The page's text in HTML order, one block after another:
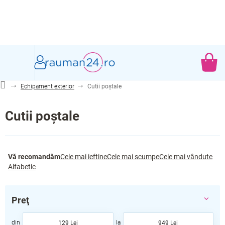
DE
Echipament exterior Cutii poștale
Cutii poștale
e
l
Vă recomandămCele mai ieftineCele mai scumpeCele mai vândute
Alfabetic
Preţ
129 Lei 949 Lei